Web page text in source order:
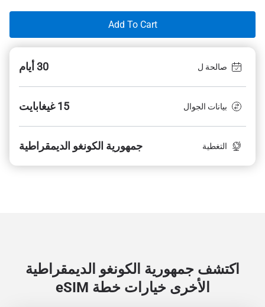
Add To Cart
صالحة ل 30 أيام
بيانات الجوال 15 غيغابايت
التغطية جمهورية الكونغو الديمقراطية
اكتشف جمهورية الكونغو الديمقراطية
الأخرى خيارات خطة eSIM